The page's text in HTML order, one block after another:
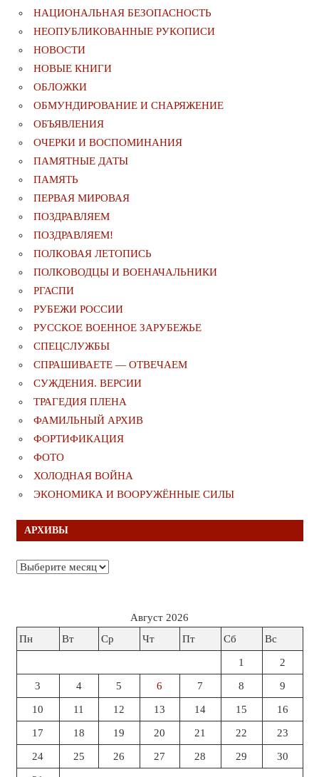
НАЦИОНАЛЬНАЯ БЕЗОПАСНОСТЬ
НЕОПУБЛИКОВАННЫЕ РУКОПИСИ
НОВОСТИ
НОВЫЕ КНИГИ
ОБЛОЖКИ
ОБМУНДИРОВАНИЕ И СНАРЯЖЕНИЕ
ОБЪЯВЛЕНИЯ
ОЧЕРКИ И ВОСПОМИНАНИЯ
ПАМЯТНЫЕ ДАТЫ
ПАМЯТЬ
ПЕРВАЯ МИРОВАЯ
ПОЗДРАВЛЯЕМ
ПОЗДРАВЛЯЕМ!
ПОЛКОВАЯ ЛЕТОПИСЬ
ПОЛКОВОДЦЫ И ВОЕНАЧАЛЬНИКИ
РГАСПИ
РУБЕЖИ РОССИИ
РУССКОЕ ВОЕННОЕ ЗАРУБЕЖЬЕ
СПЕЦСЛУЖБЫ
СПРАШИВАЕТЕ — ОТВЕЧАЕМ
СУЖДЕНИЯ. ВЕРСИИ
ТРАГЕДИЯ ПЛЕНА
ФАМИЛЬНЫЙ АРХИВ
ФОРТИФИКАЦИЯ
ФОТО
ХОЛОДНАЯ ВОЙНА
ЭКОНОМИКА И ВООРУЖЁННЫЕ СИЛЫ
АРХИВЫ
Архивы
Август 2026
Пн
Вт Ср Чт Пт Сб Вс
1 2
3 4 5 6 7 8 9
10 11 12 13 14 15 16
17 18 19 20 21 22 23
24 25 26 27 28 29 30